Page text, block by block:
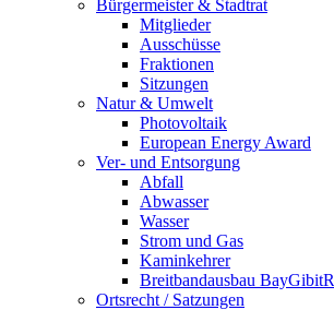
Bürgermeister & Stadtrat
Mitglieder
Ausschüsse
Fraktionen
Sitzungen
Natur & Umwelt
Photovoltaik
European Energy Award
Ver- und Entsorgung
Abfall
Abwasser
Wasser
Strom und Gas
Kaminkehrer
Breitbandausbau BayGibitR
Ortsrecht / Satzungen